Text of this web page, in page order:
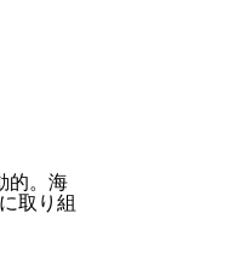
的。海
取り組